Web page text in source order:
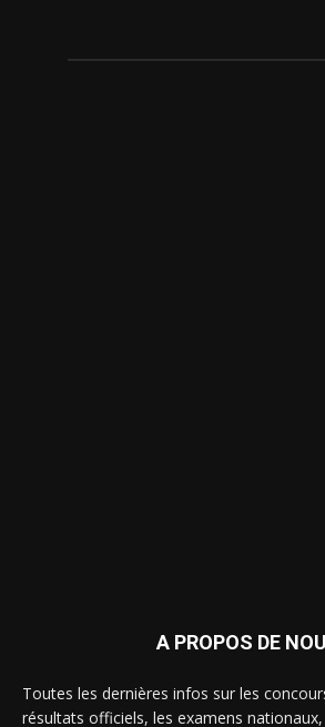
A PROPOS DE
Toutes les dernières infos sur les
résultats officiels, les examens